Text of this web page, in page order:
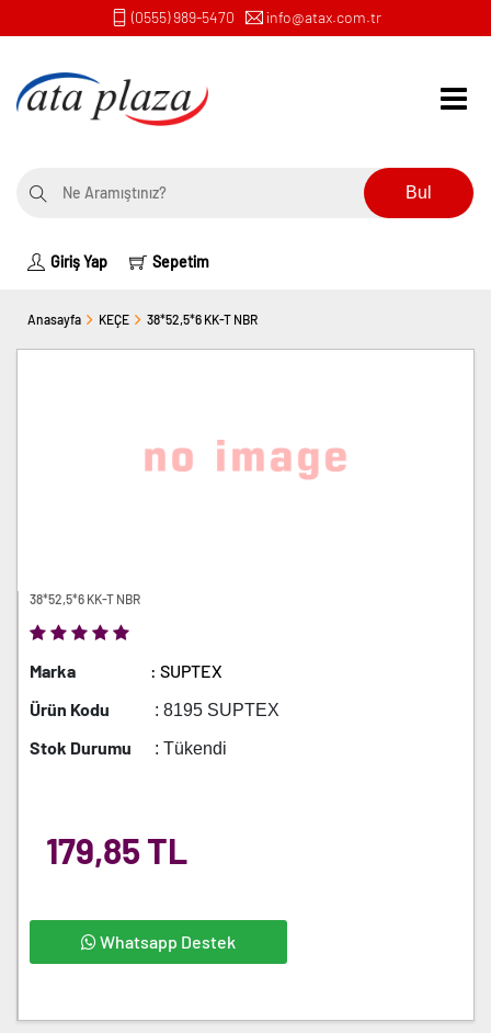
(0555) 989-5470 info@atax.com.tr
Bul
Giriş Yap Sepetim
Anasayfa KEÇE 38*52,5*6 KK-T NBR
38*52,5*6 KK-T NBR
Marka
: SUPTEX
Ürün Kodu
: 8195 SUPTEX
Stok Durumu : Tükendi
179,85 TL
Whatsapp Destek